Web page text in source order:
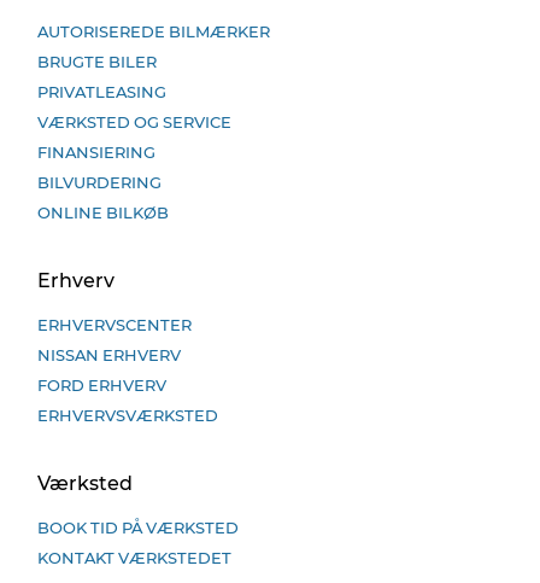
AUTORISEREDE BILMÆRKER
BRUGTE BILER
PRIVATLEASING
VÆRKSTED OG SERVICE
FINANSIERING
BILVURDERING
ONLINE BILKØB
Erhverv
ERHVERVSCENTER
NISSAN ERHVERV
FORD ERHVERV
ERHVERVSVÆRKSTED
Værksted
BOOK TID PÅ VÆRKSTED
KONTAKT VÆRKSTEDET